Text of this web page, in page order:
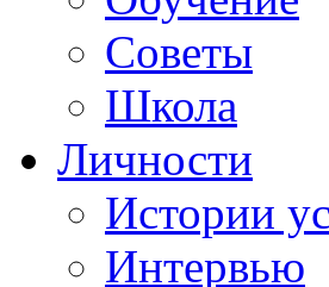
Советы
Школа
Личности
Истории
Интервью